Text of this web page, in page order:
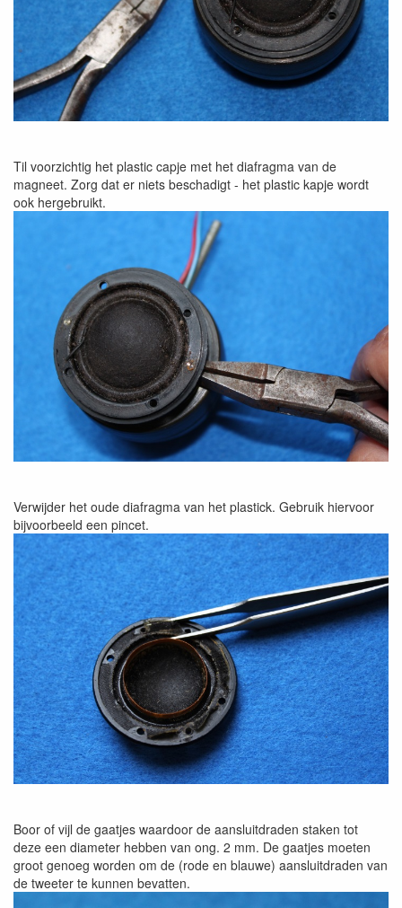
Til voorzichtig het plastic capje met het diafragma van de
magneet. Zorg dat er niets beschadigt - het plastic kapje wordt
ook hergebruikt.
Verwijder het oude diafragma van het plastick. Gebruik hiervoor
bijvoorbeeld een pincet.
Boor of vijl de gaatjes waardoor de aansluitdraden staken tot
deze een diameter hebben van ong. 2 mm. De gaatjes moeten
groot genoeg worden om de (rode en blauwe) aansluitdraden van
de tweeter te kunnen bevatten.